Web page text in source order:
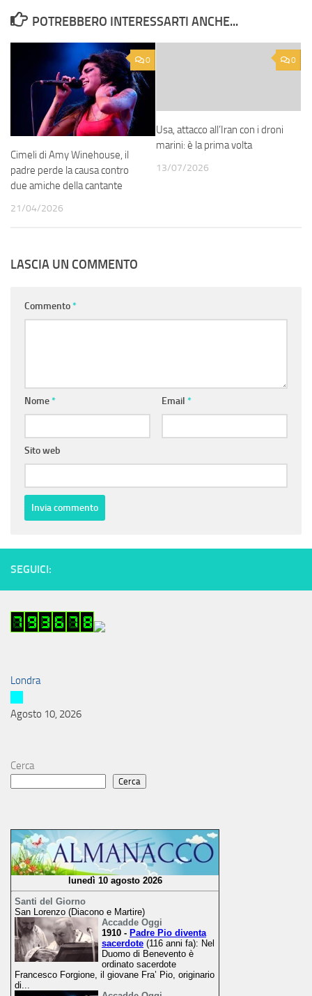
POTREBBERO INTERESSARTI ANCHE...
0
Cimeli di Amy Winehouse, il
padre perde la causa contro
due amiche della cantante
21/04/2026
0
Usa, attacco all’Iran con i droni
marini: è la prima volta
13/07/2026
LASCIA UN COMMENTO
Commento*
Nome* Email *
Sito web
SEGUICI:
Londra
Agosto 10, 2026
Cerca
Cerca